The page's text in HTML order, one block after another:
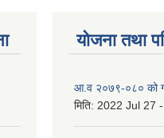
योजना तथा
आ.व २०७९-०८० को
मिति: 2022 Jul 27